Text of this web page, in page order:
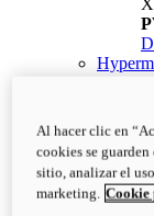
Al hacer clic en
cookies se
sitio, analizar el
marketing. Cookie